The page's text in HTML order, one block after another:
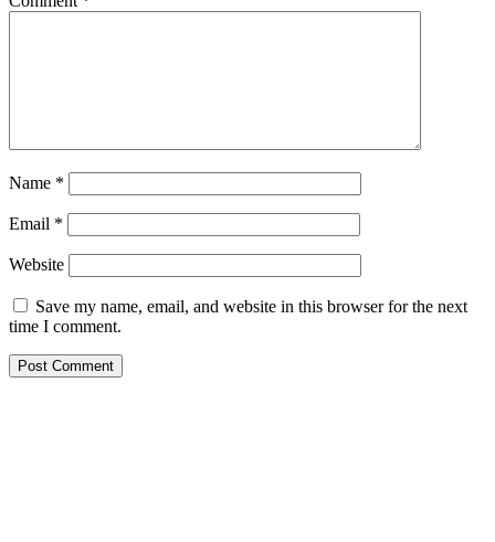
Name *
Email *
Website
Save my name, email, and website in this browser for the next
time I comment.